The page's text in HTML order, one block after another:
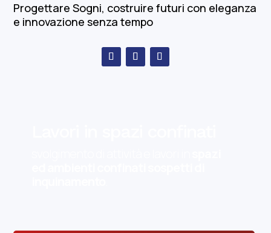
Progettare Sogni, costruire futuri con eleganza
e innovazione senza tempo